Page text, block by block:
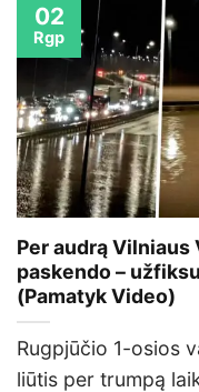
Per audrą
paskendo –
(Pamatyk Video)
Rugpjūčio 1-osios
liūtis per trumpą
02
Rgp